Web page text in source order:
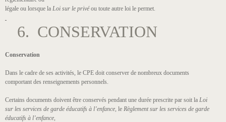
légale ou lorsque la Loi sur le privéou toute autre loi le permet.
6. CONSERVATION
Conservation
Dans le cadre de ses activités, le CPE doit conserver de nombreux documents
comportant des renseignements personnels.
Certains documents doivent être conservés pendant une durée prescrite par soit la Loi
sur les services de garde éducatifs à l’enfance, le Règlement sur les services de garde
éducatifs à l’enfance,